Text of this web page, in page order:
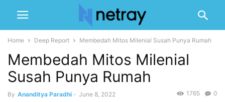
Home Deep Report Membedah Mitos Milenial Susah Punya Rumah
Membedah Mitos Milenial
Susah Punya Rumah
By Ananditya Paradhi - June 8, 2022 0
1765